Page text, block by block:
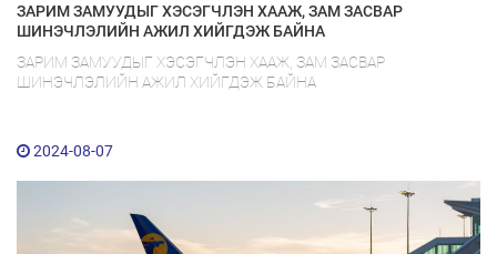
ЗАРИМ ЗАМУУДЫГ ХЭСЭГЧЛЭН ХААЖ, ЗАМ ЗАСВАР
ШИНЭЧЛЭЛИЙН АЖИЛ ХИЙГДЭЖ БАЙНА
ЗАРИМ ЗАМУУДЫГ ХЭСЭГЧЛЭН ХААЖ, ЗАМ ЗАСВАР
ШИНЭЧЛЭЛИЙН АЖИЛ ХИЙГДЭЖ БАЙНА
2024-08-07